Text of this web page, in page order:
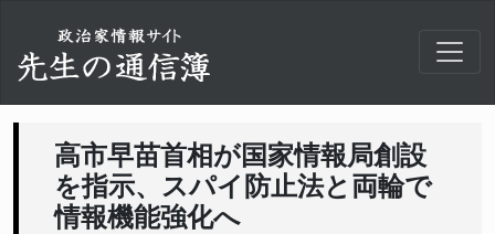
高市早苗首相が国家情報局創設
を指示、スパイ防止法と両輪で
情報機能強化へ